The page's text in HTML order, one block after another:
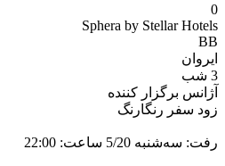
0
Sphera by Stellar Hotels
BB
ایروان
3 شب
آژانس برگزار کننده
زود سفر رنگارنگ
رفت: سه‌شنبه 5/20 ساعت: 22:00